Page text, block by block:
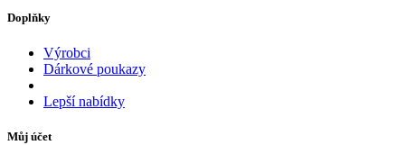
Doplňky
Výrobci
Dárkové poukazy
Lepší nabídky
Můj účet